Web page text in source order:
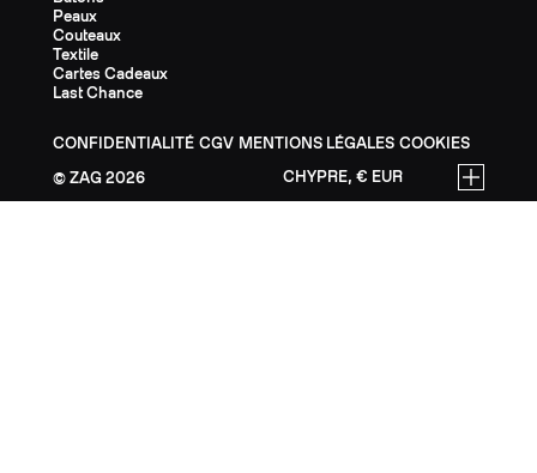
Peaux
Couteaux
Textile
Cartes Cadeaux
Last Chance
CONFIDENTIALITÉ CGV MENTIONS LÉGALES COOKIES
ZAG 2026 CHYPRE, € EUR